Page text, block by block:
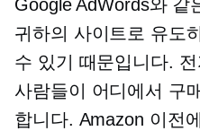
Google AdWords와 같
귀하의 사이트로 유도
수 있기 때문입니다.
사람들이 어디에서 구
합니다. Amazon 이전